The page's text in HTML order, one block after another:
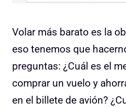
Volar más barato es la
eso tenemos que
preguntas: ¿Cuál es el
comprar un vuelo y
en el billete de avión?